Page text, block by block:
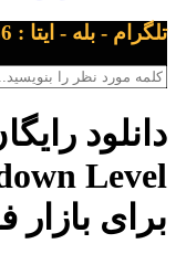
تلگرام - بله - ایتا : 09364549266 موبایل : 09119542983
برای